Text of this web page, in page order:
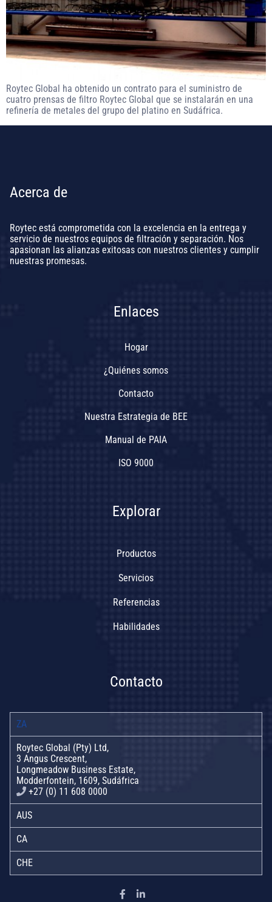
Roytec Global ha obtenido un contrato para el suministro de
cuatro prensas de filtro Roytec Global que se instalarán en una
refinería de metales del grupo del platino en Sudáfrica.
Acerca de
Roytec está comprometida con la excelencia en la entrega y
servicio de nuestros equipos de filtración y separación. Nos
apasionan las alianzas exitosas con nuestros clientes y cumplir
nuestras promesas.
Enlaces
Hogar
¿Quiénes somos
Contacto
Nuestra Estrategia de BEE
Manual de PAIA
ISO 9000
Explorar
Productos
Servicios
Referencias
Habilidades
Contacto
ZA
Roytec Global (Pty) Ltd,
3 Angus Crescent,
Longmeadow Business Estate,
Modderfontein, 1609, Sudáfrica
+27 (0) 11 608 0000
AUS
CA
CHE